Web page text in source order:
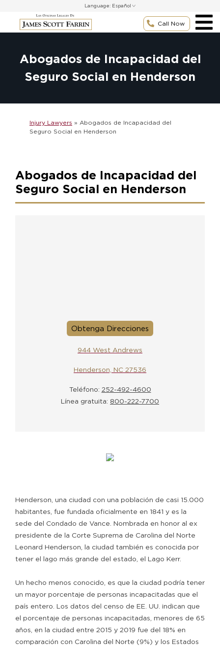
content
Language:
Call Now
Abogados de Incapacidad del
Seguro Social en Henderson
Injury Lawyers » Abogados de Incapacidad del
Seguro Social en Henderson
Abogados de Incapacidad del
Seguro Social en Henderson
Obtenga Direcciones
944 West Andrews
Henderson, NC 27536
Teléfono: 252-492-4600
Línea gratuita: 800-222-7700
Henderson, una ciudad con una población de casi 15.000
habitantes, fue fundada oficialmente en 1841 y es la
sede del Condado de Vance. Nombrada en honor al ex
presidente de la Corte Suprema de Carolina del Norte
Leonard Henderson, la ciudad también es conocida por
tener el lago más grande del estado, el Lago Kerr.
Un hecho menos conocido, es que la ciudad podría tener
un mayor porcentaje de personas incapacitadas que el
país entero. Los datos del censo de EE. UU. indican que
el porcentaje de personas incapacitadas, menores de 65
años, en la ciudad entre 2015 y 2019 fue del 18% en
comparación con Carolina del Norte (9%) y los Estados